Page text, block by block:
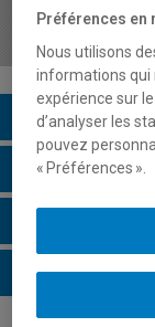
à l'école
Description du
Horaire - Été
Horaire -
Horaire - Hiver
Préférences en
Nous utilisons
informations qui
expérience sur
d’analyser les
pouvez
« Préférences ».